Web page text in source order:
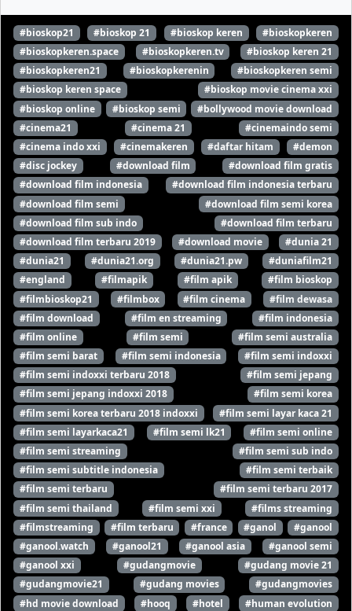
#bioskop21 #bioskop 21 #bioskop keren
#bioskopkeren
#bioskopkeren.space
#bioskopkeren.tv
#bioskop keren 21
#bioskopkeren21
#bioskopkerenin
#bioskopkeren semi
#bioskop keren space
#bioskop movie cinema xxi
#bioskop online
#bioskop semi
#bollywood movie download
#cinema21
#cinema 21
#cinemaindo semi
#cinema indo xxi
#cinemakeren #daftar hitam
#demon
#disc jockey
#download film
#download film gratis
#download film indonesia
#download film indonesia terbaru
#download film semi
#download film semi korea
#download film sub indo
#download film terbaru
#download film terbaru 2019
#download movie
#dunia 21
#dunia21
#dunia21.org #dunia21.pw
#duniafilm21
#england
#filmapik #film apik
#film bioskop
#filmbioskop21
#filmbox #film cinema
#film dewasa
#film download
#film en streaming
#film indonesia
#film online
#film semi
#film semi australia
#film semi barat
#film semi indonesia
#film semi indoxxi
#film semi indoxxi terbaru 2018
#film semi jepang
#film semi jepang indoxxi 2018
#film semi korea
#film semi korea terbaru 2018 indoxxi
#film semi layar kaca 21
#film semi layarkaca21
#film semi lk21
#film semi online
#film semi streaming
#film semi sub indo
#film semi subtitle indonesia
#film semi terbaik
#film semi terbaru
#film semi terbaru 2017
#film semi thailand
#film semi xxi
#films streaming
#filmstreaming
#film terbaru #france #ganol
#ganool
#ganool.watch
#ganool21 #ganool asia
#ganool semi
#ganool xxi
#gudangmovie
#gudang movie 21
#gudangmovie21
#gudang movies
#gudangmovies
#hd movie download
#hooq #hotel
#human evolution